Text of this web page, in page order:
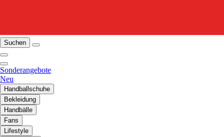
Suchen
Sonderangebote
Neu
Handballschuhe
Bekleidung
Handbälle
Fans
Lifestyle